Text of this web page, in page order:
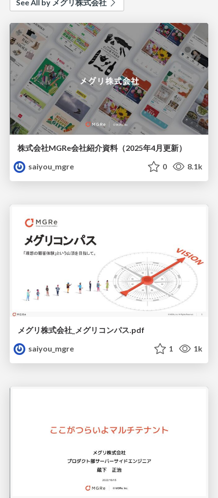
See All by メグリ株式会社
株式会社MGRe会社紹介資料（2025年4月更新）
saiyou_mgre
0 8.1k
メグリ株式会社_メグリコンパス.pdf
saiyou_mgre
1 1k